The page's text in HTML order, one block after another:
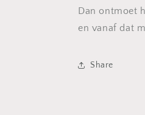
Dan ontmoet
en vanaf dat
Share